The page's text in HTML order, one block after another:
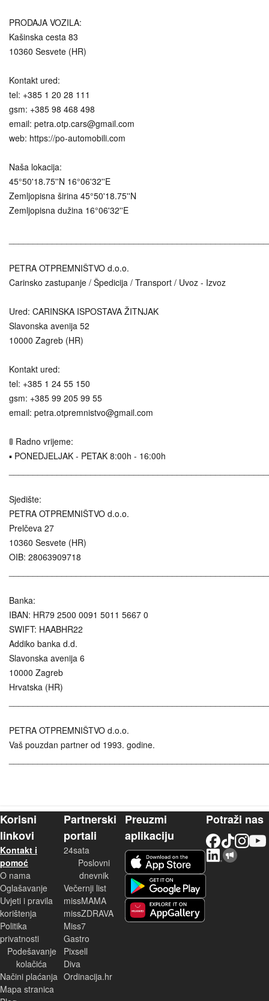
PRODAJA VOZILA:
Kašinska cesta 83
10360 Sesvete (HR)
Kontakt ured:
tel: +385 1 20 28 111
gsm: +385 98 468 498
email: petra.otp.cars@gmail.com
web: https://po-automobili.com
Naša lokacija:
45°50'18.75''N 16°06'32''E
Zemljopisna širina 45°50'18.75''N
Zemljopisna dužina 16°06'32''E
PETRA OTPREMNIŠTVO d.o.o.
Carinsko zastupanje / Špedicija / Transport / Uvoz - Izvoz
Ured: CARINSKA ISPOSTAVA ŽITNJAK
Slavonska avenija 52
10000 Zagreb (HR)
Kontakt ured:
tel: +385 1 24 55 150
gsm: +385 99 205 99 55
email: petra.otpremnistvo@gmail.com
🚦 Radno vrijeme:
▪️ PONEDJELJAK - PETAK 8:00h - 16:00h
Sjedište:
PETRA OTPREMNIŠTVO d.o.o.
Prelčeva 27
10360 Sesvete (HR)
OIB: 28063909718
Banka:
IBAN: HR79 2500 0091 5011 5667 0
SWIFT: HAABHR22
Addiko banka d.d.
Slavonska avenija 6
10000 Zagreb
Hrvatska (HR)
PETRA OTPREMNIŠTVO d.o.o.
Vaš pouzdan partner od 1993. godine.
Korisni
linkovi
Kontakt i
pomoć
O nama
Oglašavanje
Uvjeti i pravila
korištenja
Politika
privatnosti
Podešavanje
kolačića
Načini plaćanja
Mapa stranica
Partnerski
portali
24sata
Poslovni
dnevnik
Večernji list
missMAMA
missZDRAVA
Miss7
Gastro
Pixsell
Diva
Ordinacija.hr
Preuzmi
aplikaciju
Potraži nas